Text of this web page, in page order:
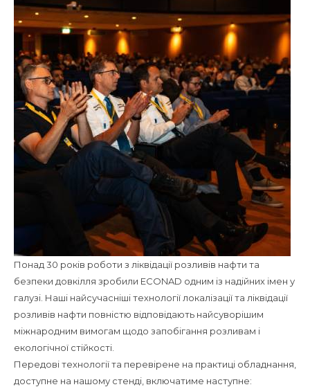
Понад 30 років роботи з ліквідації розливів нафти та
безпеки довкілля зробили ECONAD одним із надійних імен у
галузі. Наші найсучасніші технології локалізації та ліквідації
розливів нафти повністю відповідають найсуворішим
міжнародним вимогам щодо запобігання розливам і
екологічної стійкості.
Передові технології та перевірене на практиці обладнання,
доступне на нашому стенді, включатиме наступне: